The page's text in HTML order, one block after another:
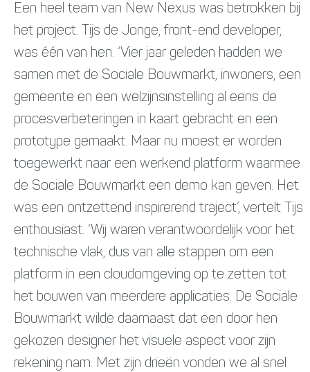
Een heel team van New Nexus was betrokken bij
het project. Tijs de Jonge, front-end developer,
was één van hen. ‘Vier jaar geleden hadden we
samen met de Sociale Bouwmarkt, inwoners, een
gemeente en een welzijnsinstelling al eens de
procesverbeteringen in kaart gebracht en een
prototype gemaakt. Maar nu moest er worden
toegewerkt naar een werkend platform waarmee
de Sociale Bouwmarkt een demo kan geven. Het
was een ontzettend inspirerend traject’, vertelt Tijs
enthousiast. ‘Wij waren verantwoordelijk voor het
technische vlak, dus van alle stappen om een
platform in een cloudomgeving op te zetten tot
het bouwen van meerdere applicaties. De Sociale
Bouwmarkt wilde daarnaast dat een door hen
gekozen designer het visuele aspect voor zijn
rekening nam. Met zijn drieën vonden we al snel